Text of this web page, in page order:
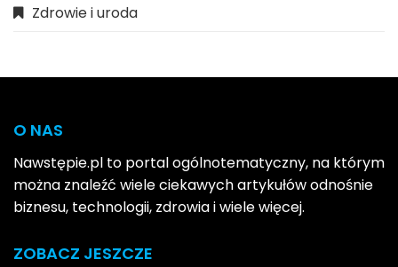
Zdrowie i uroda
O NAS
Nawstępie.pl to portal ogólnotematyczny, na którym
można znaleźć wiele ciekawych artykułów odnośnie
biznesu, technologii, zdrowia i wiele więcej.
ZOBACZ JESZCZE